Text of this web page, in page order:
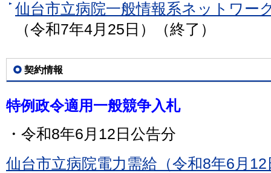
仙台市立病院一般情報系ネットワー
（令和7年4月25日）（終了）
契約情報
特例政令適用一般競争入札
・令和8年6月12日公告分
仙台市立病院電力需給（令和8年6月12